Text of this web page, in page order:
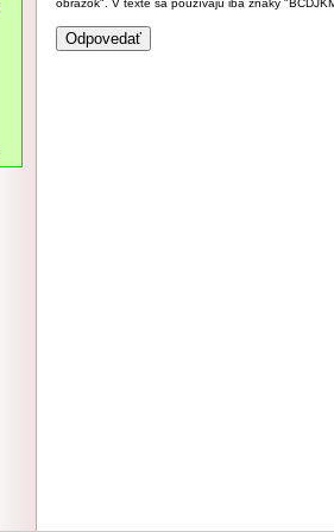
obrázok". V texte sa používajú iba znaky